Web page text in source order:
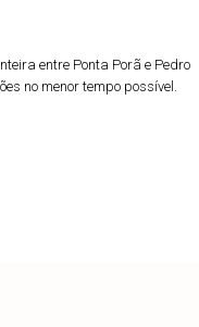
entre Ponta Porã e Pedro
no menor tempo possível.